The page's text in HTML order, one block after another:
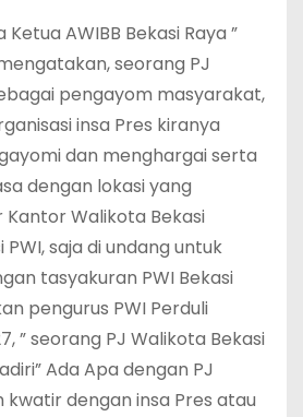
AWIBB Bekasi Raya ”
seorang PJ
pengayom masyarakat,
insa Pres kiranya
dan menghargai serta
dengan lokasi yang
Walikota Bekasi
saja di undang untuk
tasyakuran PWI Bekasi
pengurus PWI Perduli
” seorang PJ Walikota Bekasi
Ada Apa dengan PJ
kwatir dengan insa Pres atau